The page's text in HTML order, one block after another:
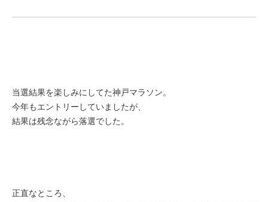
当選結果を楽しみにしてた神戸マラソン。
今年もエントリーしていましたが、
結果は残念ながら落選でした。
正直なところ、